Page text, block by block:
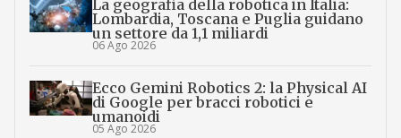
La geografia della robotica in Italia:
Lombardia, Toscana e Puglia guidano
un settore da 1,1 miliardi
06 Ago 2026
Ecco Gemini Robotics 2: la Physical AI
di Google per bracci robotici e
umanoidi
05 Ago 2026